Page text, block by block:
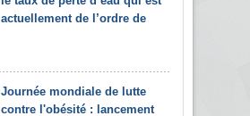
actuellement de l’ordre de
Journée mondiale de lutte
contre l'obésité : lancement